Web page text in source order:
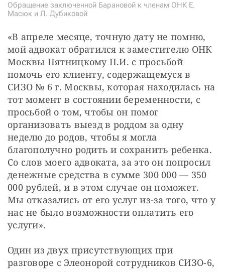
Обращение заключенной Барановой к членам ОНК Е.
Масюк и Л. Дубиковой
«В апреле месяце, точную дату не помню,
мой адвокат обратился к заместителю ОНК
Москвы Пятницкому П.И. с просьбой
помочь его клиенту, содержащемуся в
СИЗО № 6 г. Москвы, которая находилась на
тот момент в состоянии беременности, с
просьбой о том, чтобы он помог
организовать выезд в роддом за одну
неделю до родов, чтобы я могла
благополучно родить и сохранить ребенка.
Со слов моего адвоката, за это он попросил
денежные средства в сумме 300 000 — 350
000 рублей, и в этом случае он поможет.
Мы отказались от его услуг из-за того, что у
нас не было возможности оплатить его
услуги».
Один из двух присутствующих при
разговоре с Элеонорой сотрудников СИЗО-6,